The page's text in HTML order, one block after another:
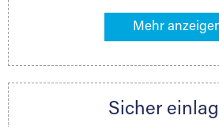
Gegenstände an, die Sie
ermittelt. Natürlich steht
persönlich hinsichtlich
Sicher